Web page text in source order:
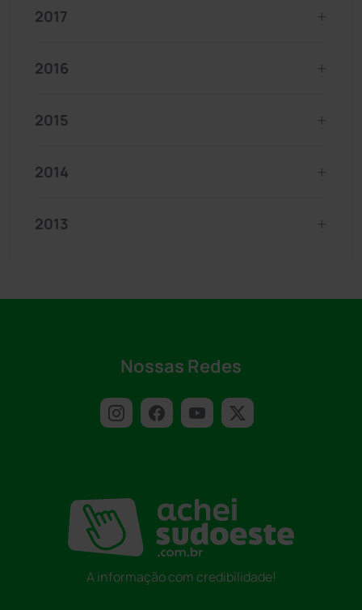
2017
2016
2015
2014
2013
Nossas Redes
A informação com credibilidade!